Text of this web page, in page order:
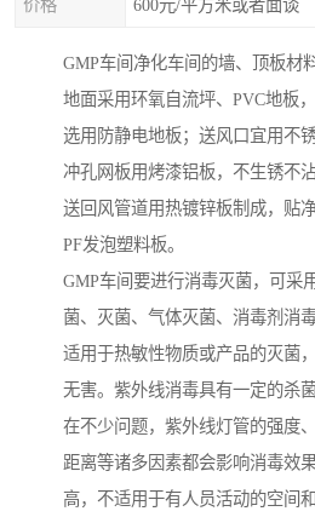
价格 600元/平方米或者面谈
GMP车间净化车间的墙、顶板材
地面采用环氧自流坪、PVC地板
选用防静电地板；送风口宜用不
冲孔网板用烤漆铝板，不生锈不
送回风管道用热镀锌板制成，贴
PF发泡塑料板。
GMP车间要进行消毒灭菌，可采
菌、灭菌、气体灭菌、消毒剂消
适用于热敏性物质或产品的灭菌
无害。紫外线消毒具有一定的杀
在不少问题，紫外线灯管的强度
距离等诸多因素都会影响消毒效
高，不适用于有人员活动的空间